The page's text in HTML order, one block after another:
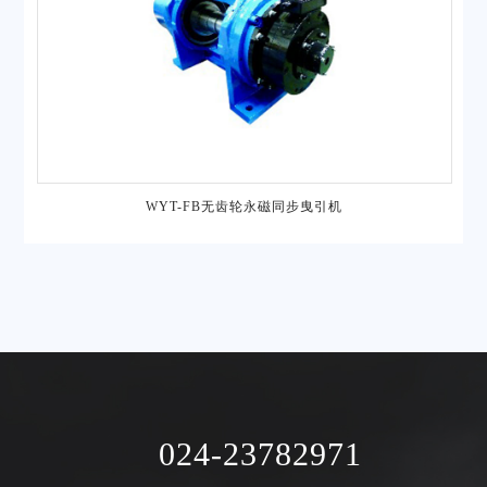
WYT-FB无齿轮永磁同步曳引机
024-23782971